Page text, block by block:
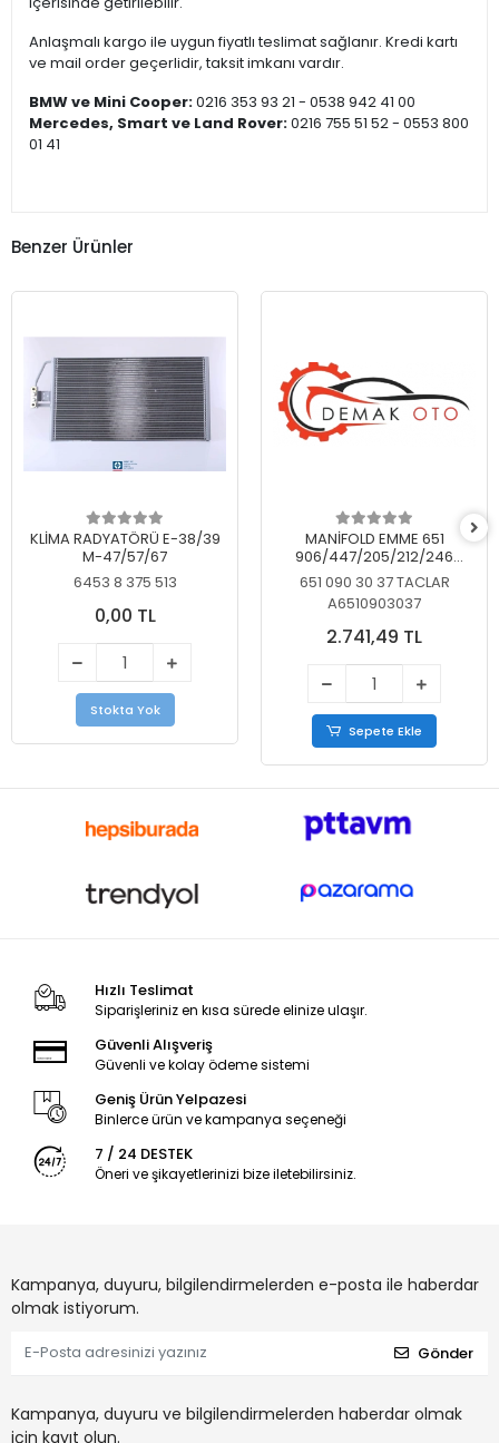
Anlaşmalı kargo ile uygun fiyatlı teslimat sağlanır. Kredi kartı
ve mail order geçerlidir, taksit imkanı vardır.
BMW ve Mini Cooper:0216 353 93 21 - 0538 942 41 00
Mercedes, Smart ve Land Rover:0216 755 51 52 - 0553 800
01 41
Benzer Ürünler
KLİMA RADYATÖRÜ E-38/39
M-47/57/67
6453 8 375 513
0,00 TL
Stokta Yok
MANİFOLD EMME 651
906/447/205/212/246
KELEBEKSİZ
651 090 30 37 TACLAR
A6510903037
2.741,49 TL
Sepete Ekle
Hızlı Teslimat
Siparişleriniz en kısa sürede elinize ulaşır.
Güvenli Alışveriş
Güvenli ve kolay ödeme sistemi
Geniş Ürün Yelpazesi
Binlerce ürün ve kampanya seçeneği
7 / 24 DESTEK
Öneri ve şikayetlerinizi bize iletebilirsiniz.
Kampanya, duyuru, bilgilendirmelerden e-posta ile haberdar
olmak istiyorum.
Gönder
Kampanya, duyuru ve bilgilendirmelerden haberdar olmak
için kayıt olun.